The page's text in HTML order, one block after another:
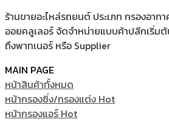
ร้านขายอะไหล่รถยนต์ ประเภท กรองอาก
ออยคลูเลอร์ จัดจำหน่ายแบบค้าปลีกเริ่มต้
ถึงพาทเนอร์ หรือ Supplier
MAIN PAGE
หน้าสินค้าทั้งหมด
หน้ากรองซิ่ง/กรองแต่ง
หน้ากรองแอร์